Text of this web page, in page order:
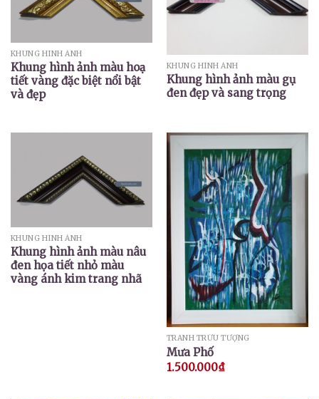
KHUNG HÌNH ẢNH
Khung hình ảnh màu hoạ
tiết vàng đặc biệt nổi bật
và đẹp
KHUNG HÌNH ẢNH
Khung hình ảnh màu gụ
đen đẹp và sang trọng
KHUNG HÌNH ẢNH
Khung hình ảnh màu nâu
đen họa tiết nhỏ màu
vàng ánh kim trang nhã
TRANH TRỪU TƯỢNG
Mưa Phố
1.500.000₫